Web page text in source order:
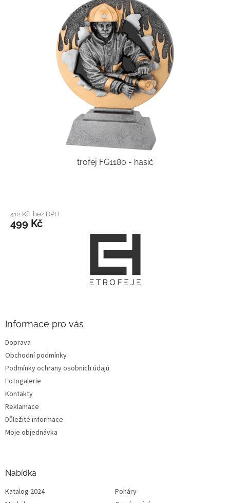
trofej FG1180 - hasič
412 Kč bez DPH
499 Kč
Informace pro vás
Doprava
Obchodní podmínky
Podmínky ochrany osobních údajů
Fotogalerie
Kontakty
Reklamace
Důležité informace
Moje objednávka
Nabídka
Katalog 2024
Poháry